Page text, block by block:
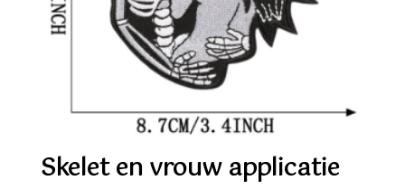
Skelet en vrouw applicatie